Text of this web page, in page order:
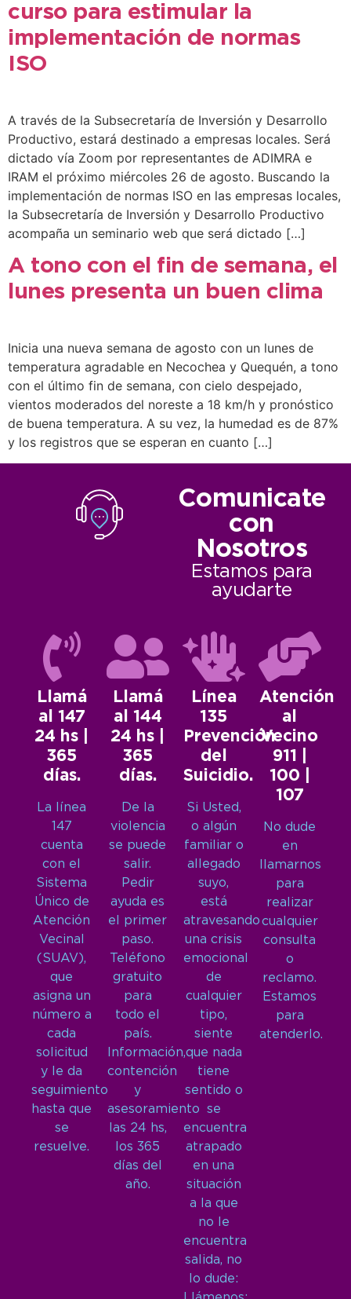
curso para estimular la
implementación de normas
ISO
A través de la Subsecretaría de Inversión y Desarrollo
Productivo, estará destinado a empresas locales. Será
dictado vía Zoom por representantes de ADIMRA e
IRAM el próximo miércoles 26 de agosto. Buscando la
implementación de normas ISO en las empresas locales,
la Subsecretaría de Inversión y Desarrollo Productivo
acompaña un seminario web que será dictado […]
A tono con el fin de semana, el
lunes presenta un buen clima
Inicia una nueva semana de agosto con un lunes de
temperatura agradable en Necochea y Quequén, a tono
con el último fin de semana, con cielo despejado,
vientos moderados del noreste a 18 km/h y pronóstico
de buena temperatura. A su vez, la humedad es de 87%
y los registros que se esperan en cuanto […]
Comunicate
con
Nosotros
Estamos para
ayudarte
Llamá
al 147
24 hs |
365
días.
La línea
147
cuenta
con el
Sistema
Único de
Atención
Vecinal
(SUAV),
que
asigna un
número a
cada
solicitud
y le da
seguimiento
hasta que
se
resuelve.
Llamá
al 144
24 hs |
365
días.
De la
violencia
se puede
salir.
Pedir
ayuda es
el primer
paso.
Teléfono
gratuito
para
todo el
país.
Información,
contención
y
asesoramiento
las 24 hs,
los 365
días del
año.
Línea
135
Prevención
del
Suicidio.
Si Usted,
o algún
familiar o
allegado
suyo,
está
atravesando
una crisis
emocional
de
cualquier
tipo,
siente
que nada
tiene
sentido o
se
encuentra
atrapado
en una
situación
a la que
no le
encuentra
salida, no
lo dude:
Atención
al
Vecino
911 |
100 |
107
No dude
en
llamarnos
para
realizar
cualquier
consulta
o
reclamo.
Estamos
para
atenderlo.